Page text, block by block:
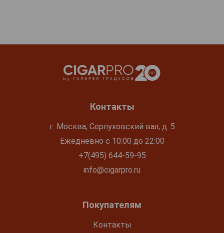
Контакты
г. Москва, Серпуховский вал, д. 5
Ежедневно с 10:00 до 22:00
+7(495) 644-59-95
info@cigarpro.ru
Покупателям
Контакты